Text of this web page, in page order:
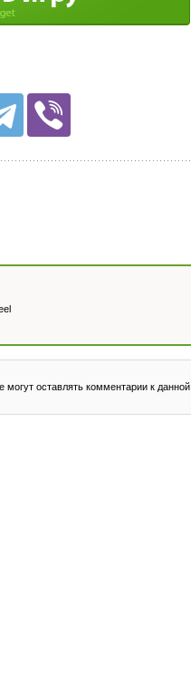
могут оставлять комментарии к данной